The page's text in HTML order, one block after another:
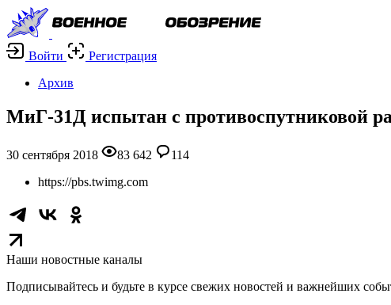
Войти
Регистрация
Архив
МиГ-31Д испытан с противоспутниковой
30 сентября 2018 83 642
114
https://pbs.twimg.com
Наши новостные каналы
Подписывайтесь и будьте в курсе свежих новостей и важнейших